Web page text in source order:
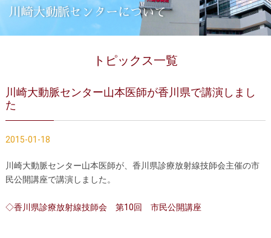
大動脈瘤について 基本編
胸部大動脈瘤の治療 腹部大動脈瘤の治療
インフォームドコンセント
大動脈瘤について 詳細編
川崎大動脈センターについて
トピックス一覧
川崎大動脈センター山本医師が香川県で講演しまし
た
2015-01-18
川崎大動脈センター山本医師が、香川県診療放射線技師会主催の市
民公開講座で講演しました。
◇香川県診療放射線技師会 第10回 市民公開講座